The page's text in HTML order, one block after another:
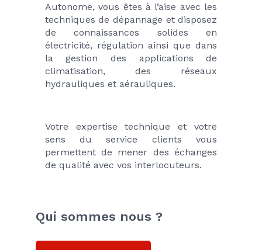
Autonome, vous êtes à l’aise avec les
techniques de dépannage et disposez
de connaissances solides en
électricité, régulation ainsi que dans
la gestion des applications de
climatisation, des réseaux
hydrauliques et aérauliques.
Votre expertise technique et votre
sens du service clients vous
permettent de mener des échanges
de qualité avec vos interlocuteurs.
Qui sommes nous ?